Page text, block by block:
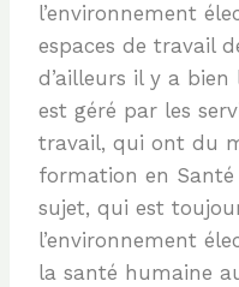
l’environnement
espaces de travail
d’ailleurs il y a
est géré par les
travail, qui ont du
formation en
sujet, qui est
l’environnement
la santé humaine